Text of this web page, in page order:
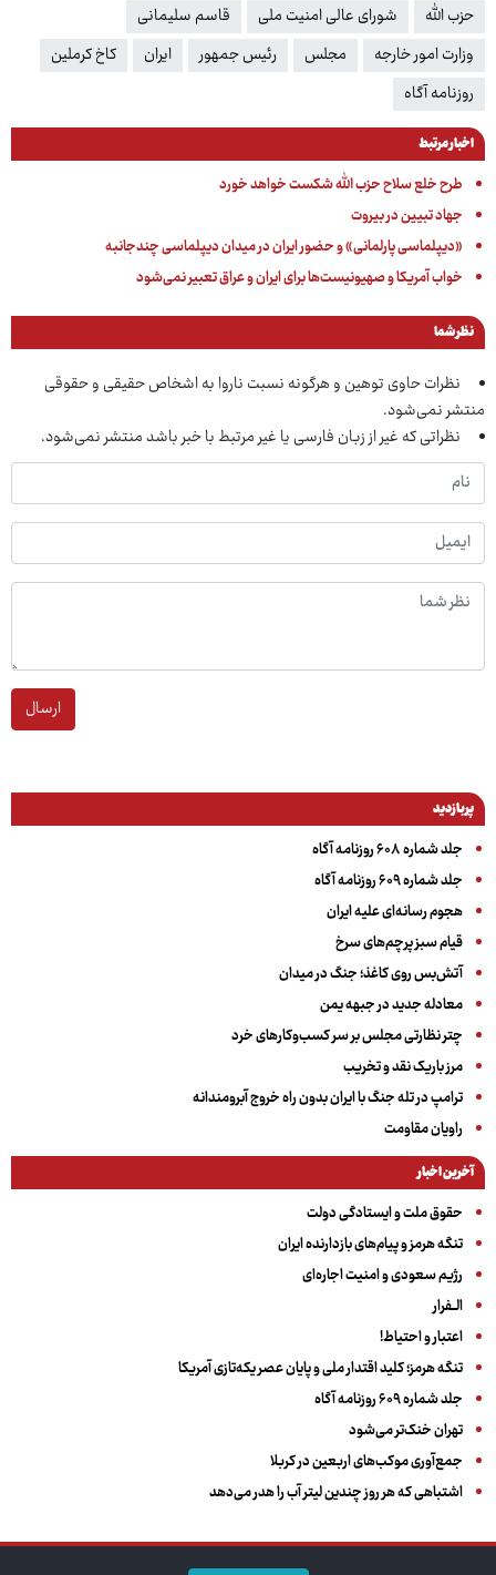
حزب الله
شورای عالی امنیت ملی
قاسم سلیمانی
وزارت امور خارجه
مجلس رئیس جمهور ایران
کاخ کرملین
روزنامه آگاه
اخبار مرتبط
طرح خلع سلاح حزب الله شکست خواهد خورد
جهاد تبیین در بیروت
«دیپلماسی پارلمانی» و حضور ایران در میدان دیپلماسی چندجانبه
خواب آمریکا و صهیونیست‌ها برای ایران و عراق تعبیر نمی‌شود
نظر شما
نظرات حاوی توهین و هرگونه نسبت ناروا به اشخاص حقیقی و حقوقی
منتشر نمی‌شود.
نظراتی که غیر از زبان فارسی یا غیر مرتبط با خبر باشد منتشر نمی‌شود.
ارسال
پربازدید
جلد شماره ۶۰۸ روزنامه آگاه
جلد شماره ۶۰۹ روزنامه آگاه
هجوم رسانه‌ای علیه ایران
قیام سبز پرچم‌های سرخ
آتش‌بس روی کاغذ؛ جنگ در میدان
معادله جدید در جبهه یمن
چتر نظارتی مجلس بر سر کسب‌وکارهای خرد
مرز باریک نقد و تخریب
ترامپ در تله جنگ با ایران بدون راه خروج آبرومندانه
راویان مقاومت
آخرین اخبار
حقوق ملت و ایستادگی دولت
تنگه هرمز و پیام‌های بازدارنده ایران
رژیم سعودی و امنیت اجاره‌ای
الــفرار
اعتبار و احتیاط!
تنگه هرمز؛ کلید اقتدار ملی و پایان عصر یکه‌تازی آمریکا
جلد شماره ۶۰۹ روزنامه آگاه
تهران خنک‌تر می‌شود
جمع‌آوری موکب‌های اربعین در کربلا
اشتباهی که هر روز چندین لیتر آب را هدر می‌دهد